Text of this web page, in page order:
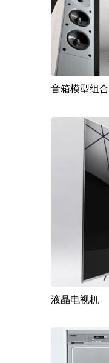
音箱模型组合
液晶电视机